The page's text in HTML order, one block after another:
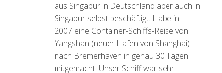
aus Singapur in Deutschland aber auch in
Singapur selbst beschäftigt. Habe in
2007 eine Container-Schiffs-Reise von
Yangshan (neuer Hafen von Shanghai)
nach Bremerhaven in genau 30 Tagen
mitgemacht. Unser Schiff war sehr